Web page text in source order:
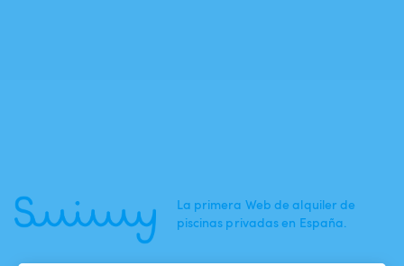
La primera Web de alquiler de
piscinas privadas en España.